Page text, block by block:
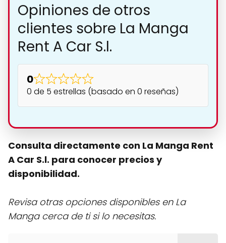
Opiniones de otros
clientes sobre La Manga
Rent A Car S.l.
0
0 de 5 estrellas (basado en 0 reseñas)
Consulta directamente con La Manga Rent
A Car S.l. para conocer precios y
disponibilidad.
Revisa otras opciones disponibles en La
Manga cerca de ti si lo necesitas.